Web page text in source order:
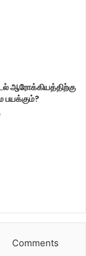
ஆரோக்கியத்திற்கு
Comments